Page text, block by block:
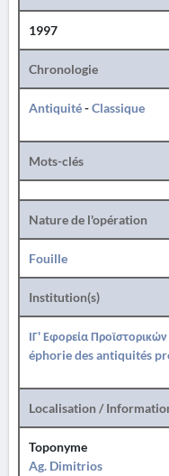
1997
Chronologie
Antiquité-Classique
Mots-clés
Nature de l'opération
Fouille
Institution(s)
ΙΓ' Εφορεία
éphorie des antiquités
Localisation /
Toponyme
Ag. Dimitrios